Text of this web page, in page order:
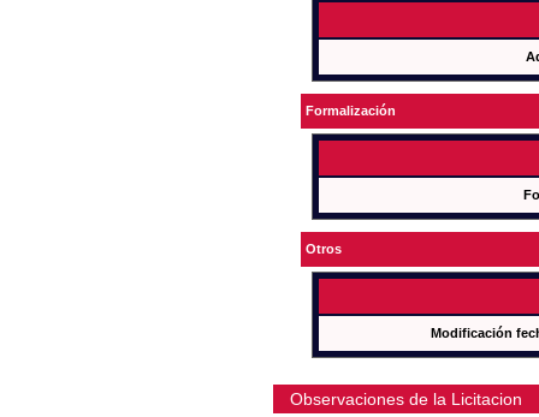
Formalización
Otros
Modificación
Observaciones de la Licitacion